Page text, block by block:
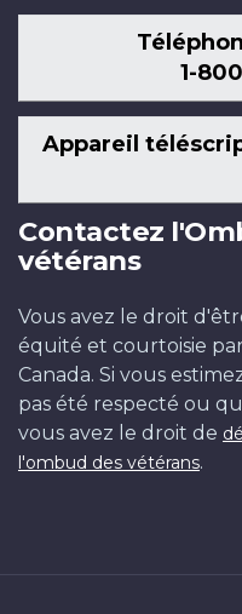
1-
Appareil
Contactez
vétérans
Vous avez le droit
équité et courtoisie
Canada. Si vous
pas été respecté ou
vous avez le droit de
l'ombud des vétérans.